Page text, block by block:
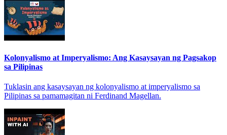
Kolonyalismo at Imperyalismo: Ang Kasaysayan ng Pagsakop
sa Pilipinas
Tuklasin ang kasaysayan ng kolonyalismo at imperyalismo sa
Pilipinas sa pamamagitan ni Ferdinand Magellan.